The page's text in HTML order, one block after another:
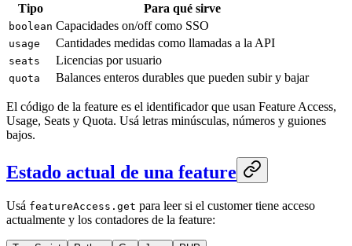
Tipo Para qué sirve
boolean Capacidades on/off como SSO
usage Cantidades medidas como llamadas a la API
seats Licencias por usuario
quota Balances enteros durables que pueden subir y bajar
El código de la feature es el identificador que usan Feature Access,
Usage, Seats y Quota. Usá letras minúsculas, números y guiones
bajos.
Estado actual de una feature
Usá featureAccess.get para leer si el customer tiene acceso
actualmente y los contadores de la feature: